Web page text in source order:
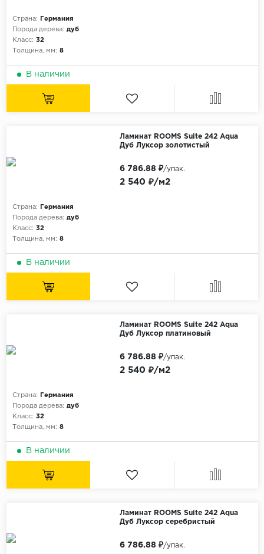
Страна:
Германия
Порода дерева: дуб
Класс: 32
Толщина, мм: 8
В наличии
Ламинат ROOMS Suite 242 Aqua
Дуб Луксор золотистый
Страна:
Германия
Порода дерева: дуб
Класс: 32
Толщина, мм: 8
2 540 ₽/м2
6 786.88 ₽/упак.
В наличии
Ламинат ROOMS Suite 242 Aqua
Дуб Луксор платиновый
Страна:
Германия
Порода дерева: дуб
Класс: 32
Толщина, мм: 8
2 540 ₽/м2
6 786.88 ₽/упак.
В наличии
Ламинат ROOMS Suite 242 Aqua
Дуб Луксор серебристый
6 786.88 ₽/упак.